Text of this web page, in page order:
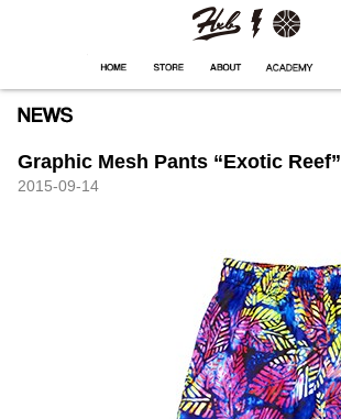
Graphic Mesh Pants “Exotic Reef”
2015-09-14